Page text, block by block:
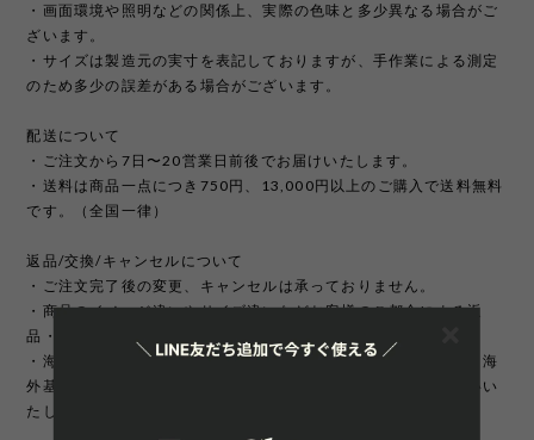
・画面環境や照明などの関係上、実際の色味と多少異なる場合がご
ざいます。
・サイズは製造元の実寸を表記しておりますが、手作業による測定
のため多少の誤差がある場合がございます。
配送について
・ご注文から7日〜20営業日前後でお届けいたします。
・送料は商品一点につき750円、13,000円以上のご購入で送料無料
です。（全国一律）
返品/交換/キャンセルについて
・ご注文完了後の変更、キャンセルは承っておりません。
・商品のイメージ違いやサイズ違いなどお客様のご都合による返
品・交換はお受け致しかねます。
・海外製品は日本製に比べて縫製などが荒い場合がございます。海
外基準では返品対象になりませんのでご理解頂けますようお願いい
たします。